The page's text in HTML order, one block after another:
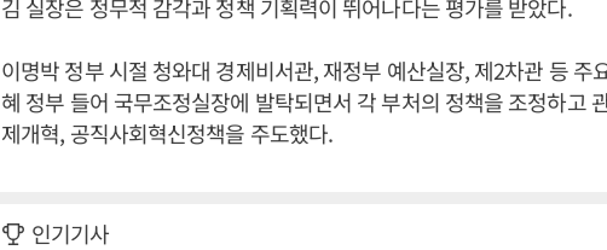
김 실장은 정무적 감각과 정책 기획력이 뛰어나다는 평가를 받았다.
이명박 정부 시절 청와대 경제비서관, 재정부 예산실장, 제2차관 등 주
혜 정부 들어 국무조정실장에 발탁되면서 각 부처의 정책을 조정하고
제개혁, 공직사회혁신정책을 주도했다.
인기기사